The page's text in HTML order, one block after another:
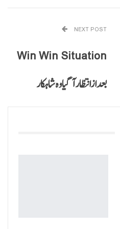
NEXT POST
Win Win Situation
بعد از انتظار آگیا وہ شاہکار